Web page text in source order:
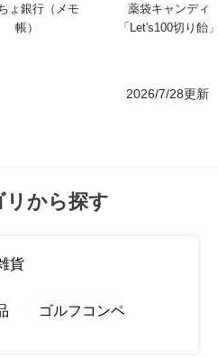
ょ銀行（メモ
帳）
薬袋キャンディ
「Let's100切り飴
2026/7/28更新
リから探す
貨
ゴルフコンペ